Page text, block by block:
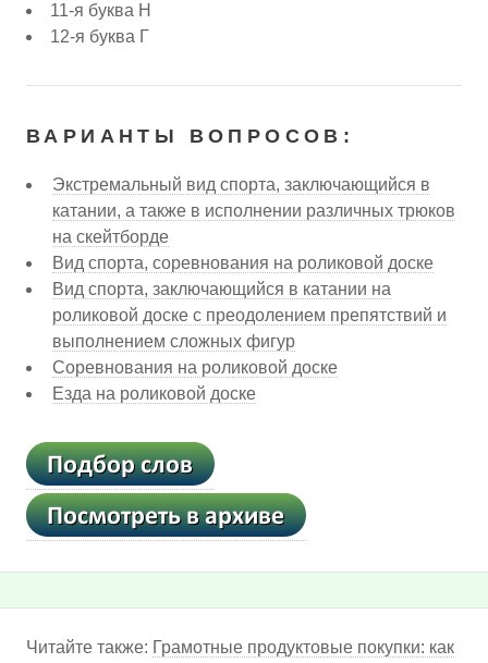
11-я буква Н
12-я буква Г
ВАРИАНТЫ ВОПРОСОВ:
Экстремальный вид спорта, заключающийся в
катании, а также в исполнении различных трюков
на скейтборде
Вид спорта, соревнования на роликовой доске
Вид спорта, заключающийся в катании на
роликовой доске с преодолением препятствий и
выполнением сложных фигур
Соревнования на роликовой доске
Езда на роликовой доске
Читайте также: Грамотные продуктовые покупки: как